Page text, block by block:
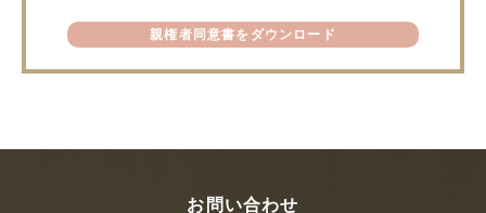
親権者同意書をダウンロード
お問い合わせ